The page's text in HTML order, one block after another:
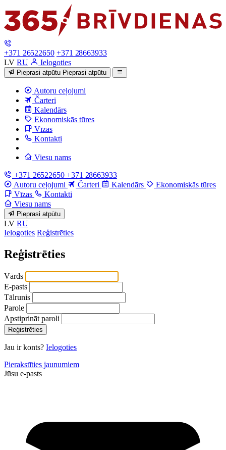
+371 26522650 +371 28663933
LV RU Ielogoties
Pieprasi atpūtu Pieprasi atpūtu
Autoru ceļojumi
Čarteri
Kalendārs
Ekonomiskās tūres
Vīzas
Kontakti
Viesu nams
+371 26522650 +371 28663933
Autoru ceļojumi
Čarteri Kalendārs
Ekonomiskās tūres
Vīzas
Kontakti
Viesu nams
Pieprasi atpūtu
LV RU
Ielogoties Reģistrēties
Reģistrēties
Vārds
E-pasts
Tālrunis
Parole
Apstiprināt paroli
Reģistrēties
Jau ir konts? Ielogoties
Pierakstīties jaunumiem
Jūsu e-pasts